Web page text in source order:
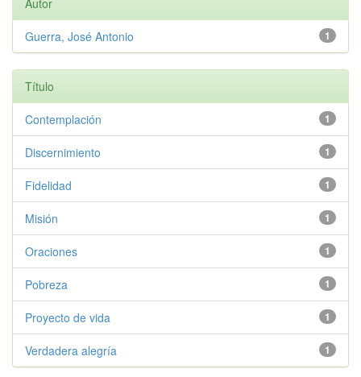
Autor
1
Guerra, José Antonio
Título
1
Contemplación
1
Discernimiento
1
Fidelidad
1
Misión
1
Oraciones
1
Pobreza
1
Proyecto de vida
1
Verdadera alegría